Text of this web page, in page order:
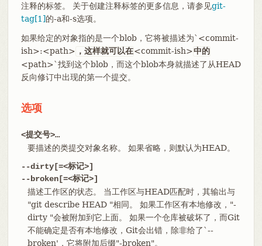
注释的标签。 关于创建注释标签的更多信息，请参见git-
tag[1]的-a和-s选项。
如果给定的对象指的是一个blob，它将被描述为`<commit-
ish>:<path> ，这样就可以在<commit-ish>中的
<path>`找到这个blob，而这个blob本身就描述了从HEAD
反向修订中出现的第一个提交。
选项
<提交号>…​
要描述的类提交对象名称。 如果省略，则默认为HEAD。
--dirty[=<标记>]
--broken[=<标记>]
描述工作区的状态。 当工作区与HEAD匹配时，其输出与
"git describe HEAD "相同。 如果工作区有本地修改，"-
dirty "会被附加到它上面。 如果一个仓库被破坏了，而Git
不能确定是否有本地修改，Git会出错，除非给了`--
broken'，它将附加后缀"-broken"。